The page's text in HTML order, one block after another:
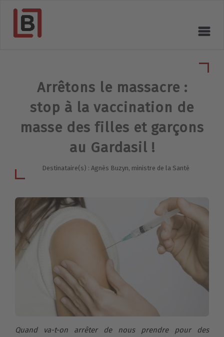
Arrêtons le massacre :
stop à la vaccination de
masse des filles et garçons
au Gardasil !
Destinataire(s) : Agnès Buzyn, ministre de la Santé
Quand va-t-on arrêter de nous prendre pour des